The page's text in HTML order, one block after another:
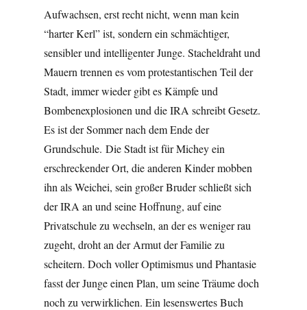
Aufwachsen, erst recht nicht, wenn man kein
“harter Kerl” ist, sondern ein schmächtiger,
sensibler und intelligenter Junge. Stacheldraht und
Mauern trennen es vom protestantischen Teil der
Stadt, immer wieder gibt es Kämpfe und
Bombenexplosionen und die IRA schreibt Gesetz.
Es ist der Sommer nach dem Ende der
Grundschule. Die Stadt ist für Michey ein
erschreckender Ort, die anderen Kinder mobben
ihn als Weichei, sein großer Bruder schließt sich
der IRA an und seine Hoffnung, auf eine
Privatschule zu wechseln, an der es weniger rau
zugeht, droht an der Armut der Familie zu
scheitern. Doch voller Optimismus und Phantasie
fasst der Junge einen Plan, um seine Träume doch
noch zu verwirklichen. Ein lesenswertes Buch